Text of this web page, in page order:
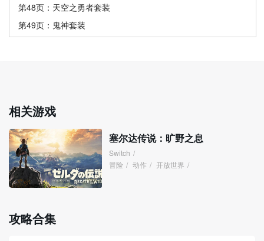
第48页：天空之勇者套装
第49页：鬼神套装
相关游戏
塞尔达传说：旷野之息
Switch /
冒险 / 动作 / 开放世界 /
攻略合集